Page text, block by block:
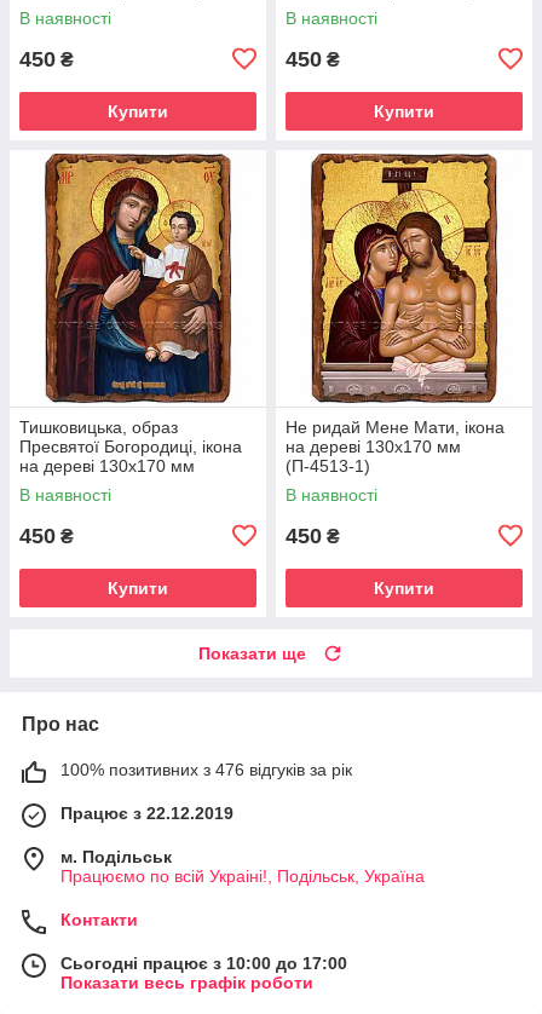
В наявності
450 ₴
Купити
В наявності
450 ₴
Купити
Тишковицька, образ
Пресвятої Богородиці, ікона
на дереві 130х170 мм
(П-4564-1)
В наявності
450 ₴
Купити
Не ридай Мене Мати, ікона
на дереві 130х170 мм
(П-4513-1)
В наявності
450 ₴
Купити
Показати ще
Про нас
100% позитивних з 476 відгуків за рік
Працює з 22.12.2019
м. Подільськ
Працюємо по всій Украіні!, Подільськ, Україна
Контакти
Сьогодні працює з 10:00 до 17:00
Показати весь графік роботи